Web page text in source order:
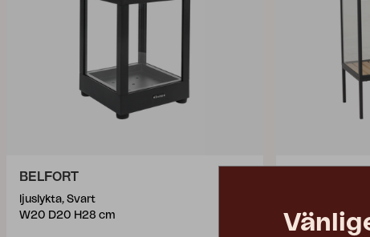
BELFORT
ljuslykta, Svart
W20 D20 H28 cm
W81 D41 H82